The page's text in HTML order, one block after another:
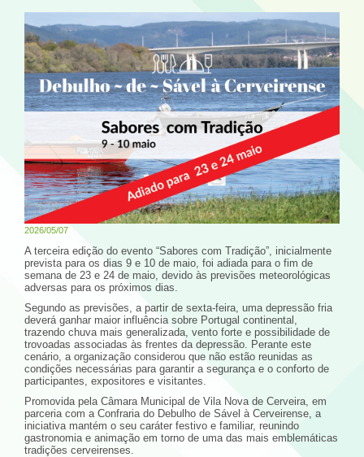
2026/05/07
A terceira edição do evento “Sabores com Tradição”, inicialmente
prevista para os dias 9 e 10 de maio, foi adiada para o fim de
semana de 23 e 24 de maio, devido às previsões meteorológicas
adversas para os próximos dias.
Segundo as previsões, a partir de sexta-feira, uma depressão fria
deverá ganhar maior influência sobre Portugal continental,
trazendo chuva mais generalizada, vento forte e possibilidade de
trovoadas associadas às frentes da depressão. Perante este
cenário, a organização considerou que não estão reunidas as
condições necessárias para garantir a segurança e o conforto de
participantes, expositores e visitantes.
Promovida pela Câmara Municipal de Vila Nova de Cerveira, em
parceria com a Confraria do Debulho de Sável à Cerveirense, a
iniciativa mantém o seu caráter festivo e familiar, reunindo
gastronomia e animação em torno de uma das mais emblemáticas
tradições cerveirenses.